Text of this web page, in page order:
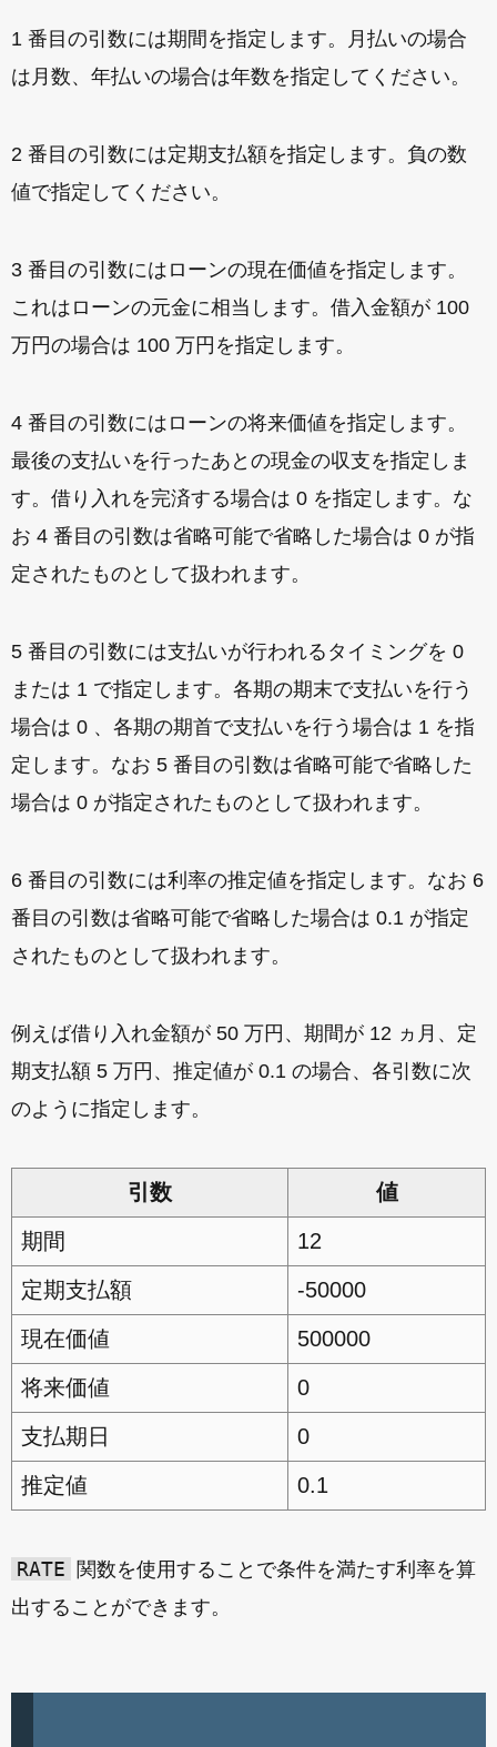
1 番目の引数には期間を指定します。月払いの場合
は月数、年払いの場合は年数を指定してください。
2 番目の引数には定期支払額を指定します。負の数
値で指定してください。
3 番目の引数にはローンの現在価値を指定します。
これはローンの元金に相当します。借入金額が 100
万円の場合は 100 万円を指定します。
4 番目の引数にはローンの将来価値を指定します。
最後の支払いを行ったあとの現金の収支を指定しま
す。借り入れを完済する場合は 0 を指定します。な
お 4 番目の引数は省略可能で省略した場合は 0 が指
定されたものとして扱われます。
5 番目の引数には支払いが行われるタイミングを 0
または 1 で指定します。各期の期末で支払いを行う
場合は 0 、各期の期首で支払いを行う場合は 1 を指
定します。なお 5 番目の引数は省略可能で省略した
場合は 0 が指定されたものとして扱われます。
6 番目の引数には利率の推定値を指定します。なお 6
番目の引数は省略可能で省略した場合は 0.1 が指定
されたものとして扱われます。
例えば借り入れ金額が 50 万円、期間が 12 ヵ月、定
期支払額 5 万円、推定値が 0.1 の場合、各引数に次
のように指定します。
引数
値
期間
12
定期支払額
-50000
現在価値
500000
将来価値
0
支払期日
0
推定値
0.1
RATE
関数を使用することで条件を満たす利率を算
出することができます。